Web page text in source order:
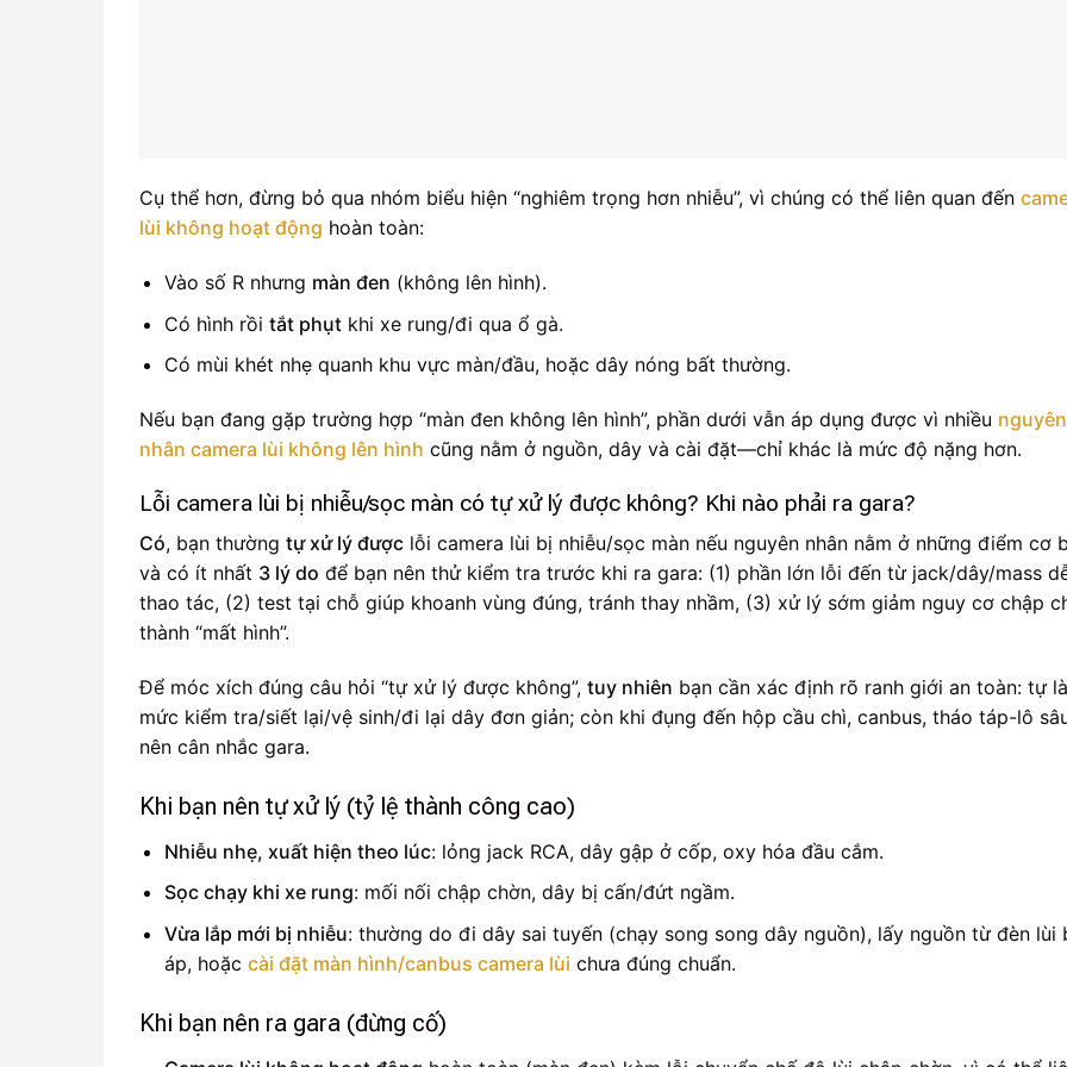
Cụ thể hơn, đừng bỏ qua nhóm biểu hiện “nghiêm trọng hơn nhiễu”, vì chúng có thể liên quan đến
lùi không hoạt động hoàn toàn:
Vào số R nhưng màn đen (không lên hình).
Có hình rồi tắt phụtkhi xe rung/đi qua ổ gà.
Có mùi khét nhẹ quanh khu vực màn/đầu, hoặc dây nóng bất thường.
Nếu bạn đang gặp trường hợp “màn đen không lên hình”, phần dưới vẫn áp dụng được vì nhiều nguyên
nhân camera lùi không lên hình cũng nằm ở nguồn, dây và cài đặt—chỉ khác là mức độ nặng hơn.
Lỗi camera lùi bị nhiễu/sọc màn có tự xử lý được không? Khi nào phải ra gara?
Có, bạn thường tự xử lý được lỗi camera lùi bị nhiễu/sọc màn nếu nguyên nhân nằm ở những điểm cơ
và có ít nhất 3 lý do để bạn nên thử kiểm tra trước khi ra gara: (1) phần lớn lỗi đến từ jack/dây/mass
thao tác, (2) test tại chỗ giúp khoanh vùng đúng, tránh thay nhầm, (3) xử lý sớm giảm nguy cơ chập
thành “mất hình”.
Để móc xích đúng câu hỏi “tự xử lý được không”, tuy nhiên bạn cần xác định rõ ranh giới an toàn: tự
mức kiểm tra/siết lại/vệ sinh/đi lại dây đơn giản; còn khi đụng đến hộp cầu chì, canbus, tháo táp-lô
nên cân nhắc gara.
Khi bạn nên tự xử lý (tỷ lệ thành công cao)
Nhiễu nhẹ, xuất hiện theo lúc: lỏng jack RCA, dây gập ở cốp, oxy hóa đầu cắm.
Sọc chạy khi xe rung: mối nối chập chờn, dây bị cấn/đứt ngầm.
Vừa lắp mới bị nhiễu: thường do đi dây sai tuyến (chạy song song dây nguồn), lấy nguồn từ đèn lùi
áp, hoặc cài đặt màn hình/canbus camera lùi chưa đúng chuẩn.
Khi bạn nên ra gara (đừng cố)